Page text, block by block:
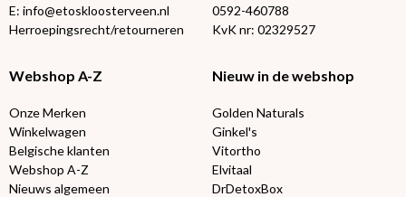
E: info@etoskloosterveen.nl
Herroepingsrecht/retourneren
0592-460788
KvK nr: 02329527
Webshop A-Z
Onze Merken
Winkelwagen
Belgische klanten
Webshop A-Z
Nieuws algemeen
Nieuw in de webshop
Golden Naturals
Ginkel's
Vitortho
Elvitaal
DrDetoxBox